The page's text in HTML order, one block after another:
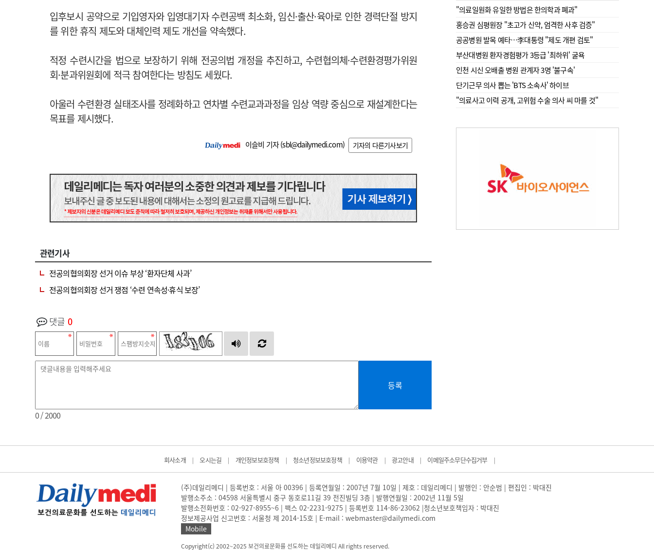
입후보시 공약으로 기입영자와 입영대기자 수련공백 최소화, 임신·출산·육아로 인한 경력단절 방지
를 위한 휴직 제도와 대체인력 제도 개선을 약속했다.
적정 수련시간을 법으로 보장하기 위해 전공의법 개정을 추진하고, 수련협의체·수련환경평가위원
회·분과위원회에 적극 참여한다는 방침도 세웠다.
아울러 수련환경 실태조사를 정례화하고 연차별 수련교과과정을 임상 역량 중심으로 재설계한다는
목표를 제시했다.
이슬비 기자 (sbl@dailymedi.com) 기자의 다른기사보기
관련기사
전공의협의회장 선거 이슈 부상 ‘환자단체 사과’
전공의협의회장 선거 쟁점 ‘수련 연속성·휴식 보장’
댓글 0
등록
0/ 2000
"의료일원화 유일한 방법은 한의학과 폐과"
홍승권 심평원장 " 초고가 신약, 엄격한 사후 검증"
공공병원 발목 예타…李대통령 "제도 개편 검토"
부산대병원 환자경험평가 3등급 '최하위' 굴욕
인천 시신 오배출 병원 관계자 3명 '불구속'
단기근무 의사 뽑는 'BTS 소속사' 하이브
"의료사고 이력 공개, 고위험 수술 의사 씨 마를 것"
회사소개 | 오시는길 | 개인정보보호정책 | 청소년정보보호정책 | 이용약관 | 광고안내 | 이메일주소무단수집거부 |
(주)데일리메디 | 등록번호 : 서울 아 00396 | 등록연월일 : 2007년 7월 10일 | 제호 : 데일리메디 | 발행인 : 안순범 | 편집인 : 박대진
발행소주소 : 04598 서울특별시 중구 동호로11길 39 전진빌딩 3층 | 발행연월일 : 2002년 11월 5일
발행소전화번호 : 02-927-8955~6 | 팩스 02-2231-9275 | 등록번호 114-86-23062 |청소년보호책임자 : 박대진
정보제공사업 신고번호 : 서울청 제 2014-15호 | E-mail : webmaster@dailymedi.com
Mobile
Copyright(c) 2002~2025 보건의료문화를 선도하는 데일리메디 All rights reserved.